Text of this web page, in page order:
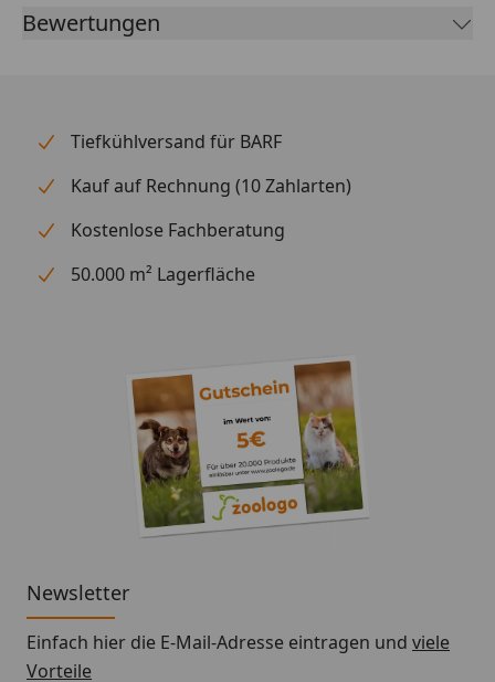
Fütterungsempfehlung
4 kg 225 g
Bewertungen
Tiefkühlversand für BARF
Kauf auf Rechnung (10 Zahlarten)
Kostenlose Fachberatung
50.000 m² Lagerfläche
Newsletter
Einfach hier die E-Mail-Adresse eintragen und viele
Vorteile